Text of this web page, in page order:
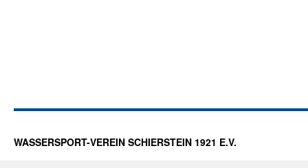
WASSERSPORT-VEREIN SCHIERSTEIN 1921 E.V.